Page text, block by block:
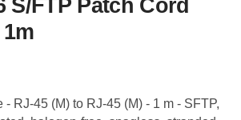
S/FTP Patch Cord
RJ-45 (M) to RJ-45 (M) - 1 m - SFTP,